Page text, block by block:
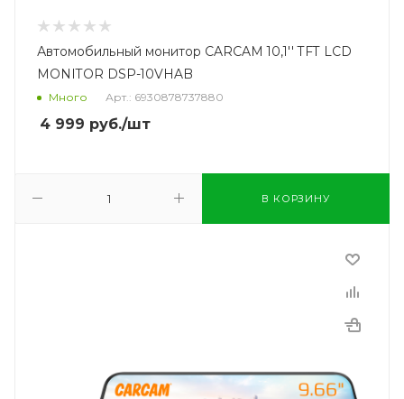
Автомобильный монитор CARCAM 10,1'' TFT LCD
MONITOR DSP-10VHAB
Много Арт.: 6930878737880
4 999 руб./шт
В КОРЗИНУ